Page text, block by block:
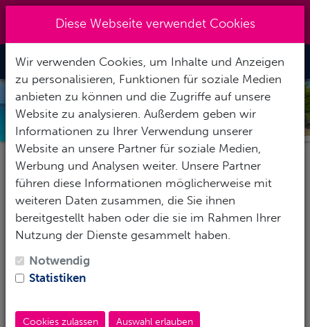
info@abenteuertauchen.de
Toggle
NIEDERL. ANTILLEN
Pauschalereise Hotel Tauchbasis
Reise-Zeitraum
1Erwachsene
Diese Webseite verwendet Cookies
Wir verwenden Cookies, um Inhalte und Anzeigen
zu personalisieren, Funktionen für soziale Medien
anbieten zu können und die Zugriffe auf unsere
Website zu analysieren. Außerdem geben wir
Informationen zu Ihrer Verwendung unserer
Website an unsere Partner für soziale Medien,
Werbung und Analysen weiter. Unsere Partner
führen diese Informationen möglicherweise mit
weiteren Daten zusammen, die Sie ihnen
bereitgestellt haben oder die sie im Rahmen Ihrer
Nutzung der Dienste gesammelt haben.
Notwendig
Statistiken
Cookies zulassen Auswahl erlauben